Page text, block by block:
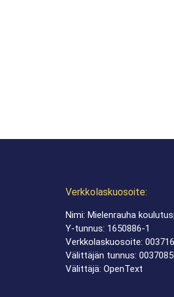
Verkkolaskuosoite:
Nimi: Mielenrauha
Y-tunnus: 1650886-1
Verkkolaskuosoite:
Välittäjän tunnus:
Välittäjä: OpenText